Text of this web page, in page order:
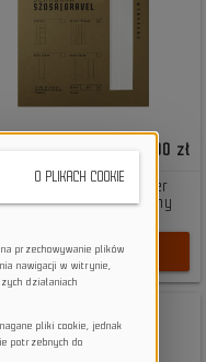
89,00 zł
Folia ochronna na rower
| Gravel mat - Tylny
DO KOSZYKA
O PLIKACH COOKIE
przechowywanie plików
nawigacji w witrynie,
działaniach
pliki cookie, jednak
potrzebnych do